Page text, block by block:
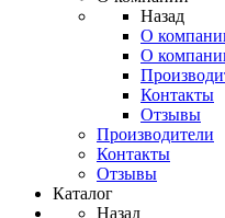
Назад
О
О
Контакты
Отзывы
Производители
Контакты
Отзывы
Каталог
Назад